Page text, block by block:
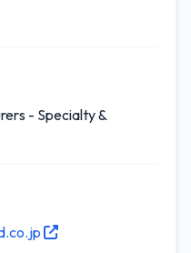
- Specialty &